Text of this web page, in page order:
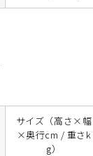
サイズ（高さ×幅
×奥行cm / 重さk
g）